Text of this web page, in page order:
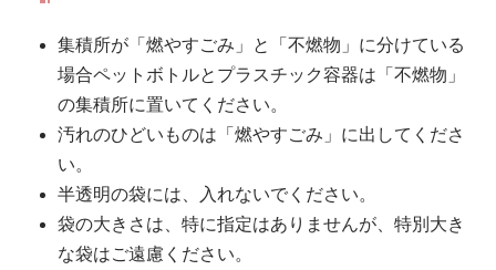
集積所が「燃やすごみ」と「不燃物」に分けている
場合ペットボトルとプラスチック容器は「不燃物」
の集積所に置いてください。
汚れのひどいものは「燃やすごみ」に出してくださ
い。
半透明の袋には、入れないでください。
袋の大きさは、特に指定はありませんが、特別大き
な袋はご遠慮ください。